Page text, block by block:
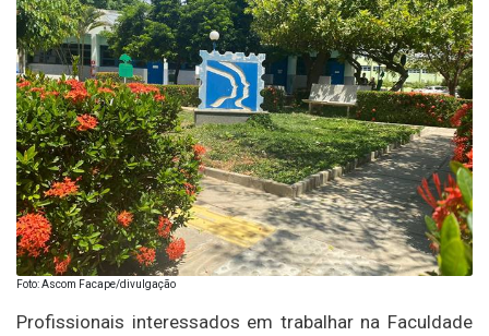
Foto: Ascom Facape/divulgação
Profissionais interessados em trabalhar na Faculdade